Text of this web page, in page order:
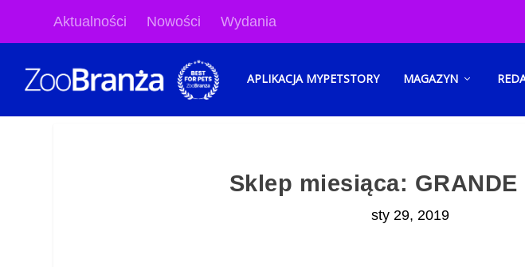
Aktualności Nowości Wydania
APLIKACJA MYPETSTORY MAGAZYN
Sklep miesiąca: GRANDE
sty 29, 2019